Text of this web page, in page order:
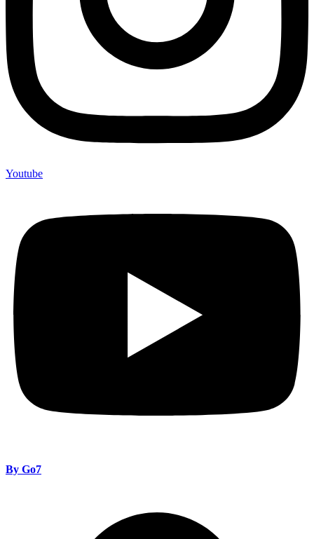
Youtube
By Go7